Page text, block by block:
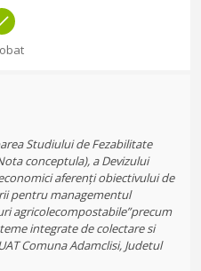
Studiului de Fezabilitate
conceptula), a Devizului
aferenți obiectivului de
pentru managementul
agricolecompostabile”precum
integrate de colectare si
Comuna Adamclisi, Judetul